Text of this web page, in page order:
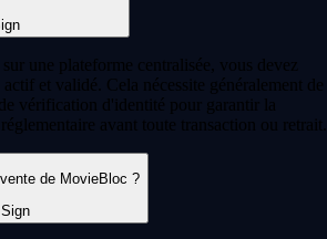
une plateforme centralisée, vous devez
et validé. Cela nécessite généralement de
vérification d'identité pour garantir la
avant toute transaction ou retrait.
de MovieBloc ?